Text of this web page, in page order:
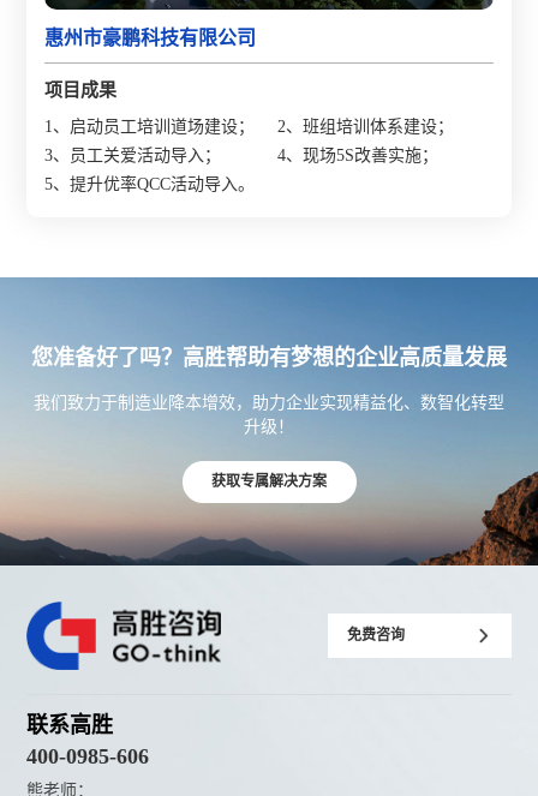
惠州市豪鹏科技有限公司
项目成果
1、启动员工培训道场建设；
2、班组培训体系建设；
3、员工关爱活动导入；
4、现场5S改善实施；
5、提升优率QCC活动导入。
您准备好了吗？高胜帮助有梦想的企业高质量发展
我们致力于制造业降本增效，助力企业实现精益化、数智化转型
升级！
获取专属解决方案
免费咨询
联系高胜
400-0985-606
熊老师：